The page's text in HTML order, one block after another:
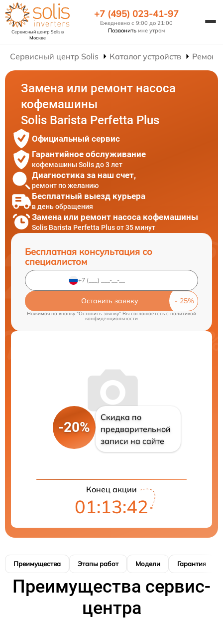
Сервисный центр Solisв
Москве
+7 (495) 023-41-97
Ежедневно с 9:00 до 21:00
Позвонить мне утром
Сервисный центр Solis Каталог устройств
Замена или ремонт насоса
кофемашины
Solis Barista Perfetta Plus
Официальный сервис
Гарантийное обслуживание
кофемашины Solis до 3 лет
Диагностика за наш счет,
ремонт по желанию
Бесплатный выезд курьера
в день обращения
Замена или ремонт насоса кофемашины
Solis Barista Perfetta Plus от 35 минут
Бесплатная консультация со
специалистом
Оставить заявку
Нажимая на кнопку "Оставить заявку" Вы соглашаетесь cполитикой
конфиденциальности
-20%
Скидка по
предварительной
записи на сайте
Конец акции
01:13:42
Преимущества Этапы работ Модели Гарантия
Преимущества сервис-
центра